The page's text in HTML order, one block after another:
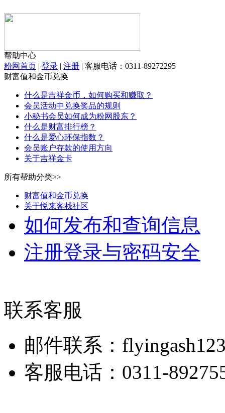
帮助中心
粉网首页 | 登录 | 注册 | 客服电话：0311-89272295
财富值和金币兑换
什么是吉祥金币，如何购买和赚取？
会员活动中兑换奖品的规则
小秘书会员如何成为粉网股东？
什么是财富排行榜？
什么是爱心环保指数？
会员账户存款的使用方向
关于吉祥金卡
所有帮助分类>>
财富值和金币兑换
关于悦来客栈社区
如何发布和查询信息
注册登录与密码安全
联系客服
邮件联系：
客服电话：0311-